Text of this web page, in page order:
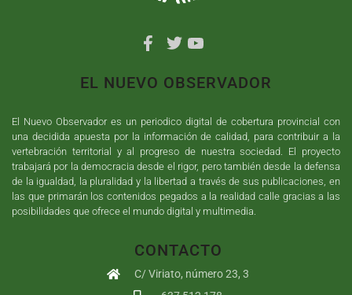
EL NUEVO OBSERVADOR
El Nuevo Observador es un periodico digital de cobertura provincial con
una decidida apuesta por la información de calidad, para contribuir a la
vertebración territorial y al progreso de nuestra sociedad. El proyecto
trabajará por la democracia desde el rigor, pero también desde la defensa
de la igualdad, la pluralidad y la libertad a través de sus publicaciones, en
las que primarán los contenidos pegados a la realidad calle gracias a las
posibilidades que ofrece el mundo digital y multimedia.
CONTACTO
C/ Viriato, número 23, 3